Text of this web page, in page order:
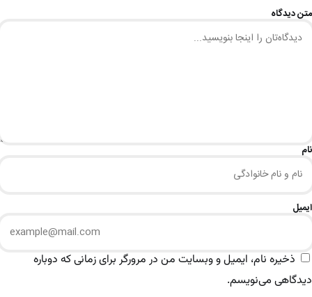
متن دیدگاه
نام
ایمیل
ذخیره نام، ایمیل و وبسایت من در مرورگر برای زمانی که دوباره
دیدگاهی می‌نویسم.